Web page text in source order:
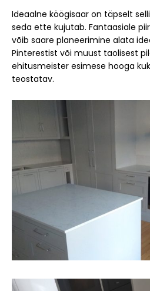
Ideaalne köögisaar on täpselt
seda ette kujutab. Fantaasiale
võib saare planeerimine alata
Pinterestist või muust taolisest
ehitusmeister esimese hooga
teostatav.